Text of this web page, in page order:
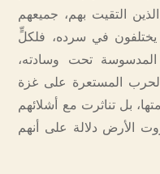
التقيت بهم، جميعهم
يختلفون في سرده، فلكلٍّ
المدسوسة تحت وسادته،
الحرب المستعرة على غزة
بل تناثرت مع أشلائهم
الأرض دلالة على أنهم